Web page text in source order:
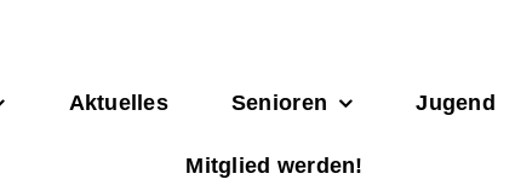
Aktuelles Senioren Jugend
Mitglied werden!